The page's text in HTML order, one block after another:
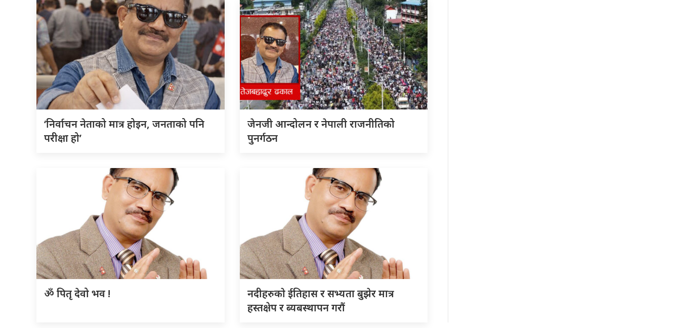
‘निर्वाचन नेताको मात्र होइन, जनताको पनि
परीक्षा हो’
जेनजी आन्दोलन र नेपाली राजनीतिको
पुनर्गठन
ॐ पितृ देवो भव !
नदीहरुकाे ईतिहास र सभ्यता बुझेर मात्र
हस्तक्षेप र ब्यबस्थापन गराैं